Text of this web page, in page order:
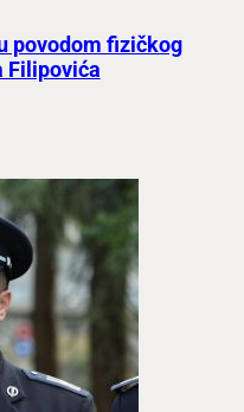
povodom fizičkog
Filipovića